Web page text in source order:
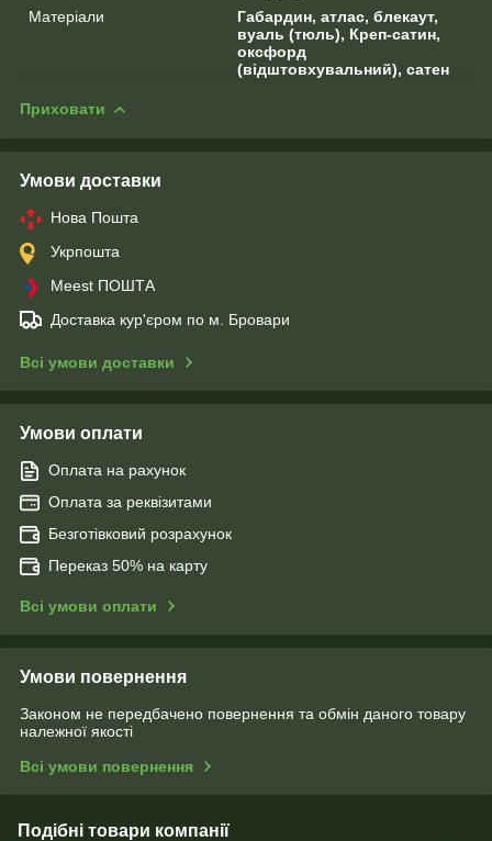
Матеріали
Габардин, атлас, блекаут,
вуаль (тюль), Креп-сатин,
оксфорд
(відштовхувальний), сатен
Приховати
Умови доставки
Нова Пошта
Укрпошта
Meest ПОШТА
Доставка кур'єром по м. Бровари
Всі умови доставки
Умови оплати
Оплата на рахунок
Оплата за реквізитами
Безготівковий розрахунок
Переказ 50% на карту
Всі умови оплати
Умови повернення
Законом не передбачено повернення та обмін даного товару
належної якості
Всі умови повернення
Подібні товари компанії